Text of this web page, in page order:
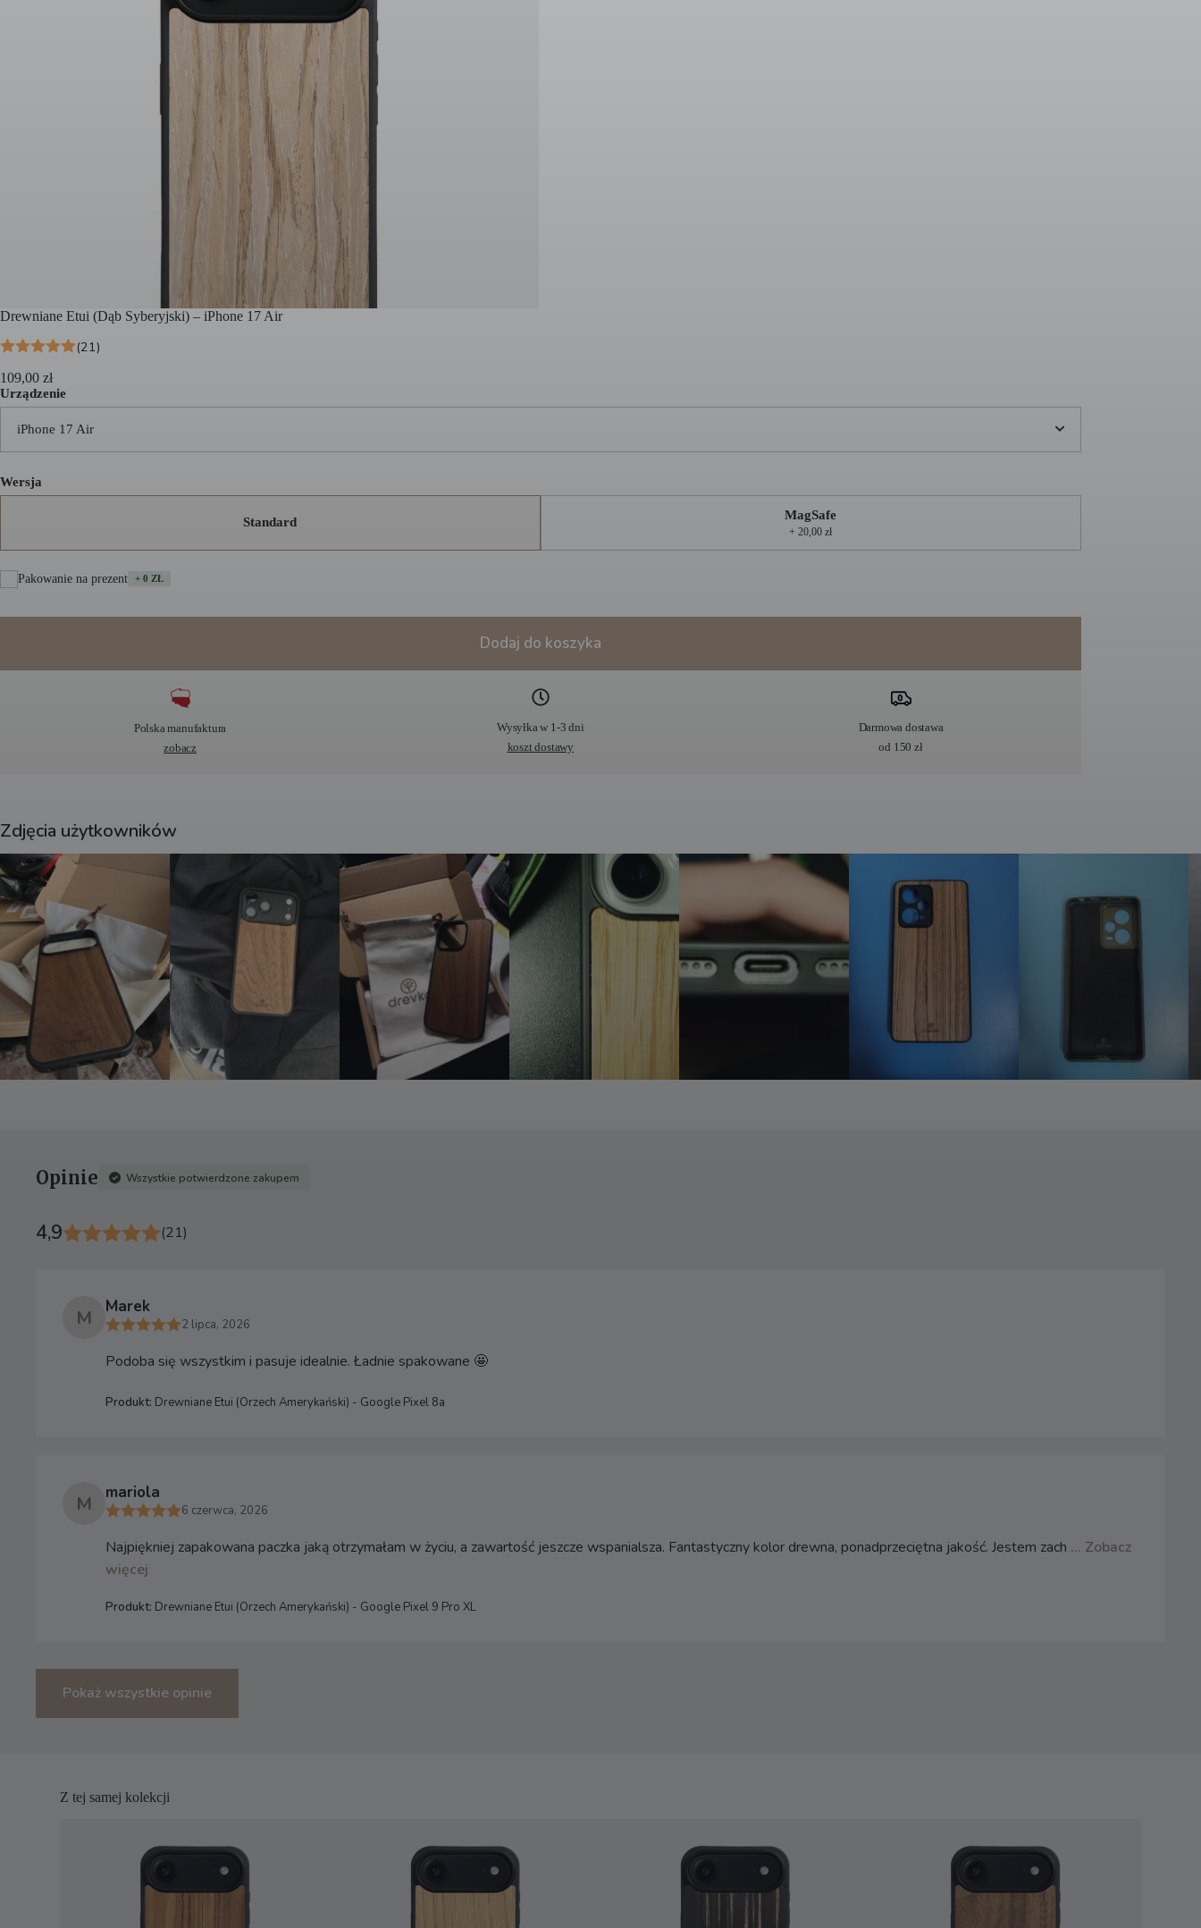
Drewniane Etui (Dąb Syberyjski) – iPhone 17 Air
(21)
109,00 zł
Urządzenie
iPhone 17 Air
Wersja
Standard
MagSafe
+ 20,00 zł
Pakowanie na prezent + 0 ZŁ
Dodaj do koszyka
v
e
:
Polska manufaktura
zobacz
Wysyłka w 1-3 dni
koszt dostawy
Darmowa dostawa
od 150 zł
Zdjęcia użytkowników
Opinie Wszystkie potwierdzone zakupem
4,9 (21)
M Marek
2 lipca, 2026
Podoba się wszystkim i pasuje idealnie. Ładnie spakowane 🤩
Produkt: Drewniane Etui (Orzech Amerykański) - Google Pixel 8a
M mariola
6 czerwca, 2026
Najpiękniej zapakowana paczka jaką otrzymałam w życiu, a zawartość jeszcze wspanialsza. Fantastyczny kolor drewna, ponadprzeciętna jakość. Jestem zach ... Zobacz
więcej
Produkt: Drewniane Etui (Orzech Amerykański) - Google Pixel 9 Pro XL
Pokaż wszystkie opinie
Z tej samej kolekcji